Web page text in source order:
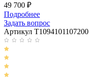
49 700 ₽
Подробнее
Задать вопрос
Артикул T1094101107200